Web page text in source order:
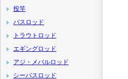
投竿
バスロッド
トラウトロッド
エギングロッド
アジ・メバルロッド
シーバスロッド